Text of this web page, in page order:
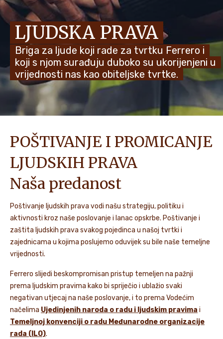
VIJESTI I PRIČE
LJUDSKA PRAVA
Briga za ljude koji rade za tvrtku Ferrero i
koji s njom surađuju duboko su ukorijenjeni u
vrijednosti nas kao obiteljske tvrtke.
POŠTIVANJE I PROMICANJE
LJUDSKIH PRAVA
Naša predanost
Poštivanje ljudskih prava vodi našu strategiju, politiku i
aktivnosti kroz naše poslovanje i lanac opskrbe. Poštivanje i
zaštita ljudskih prava svakog pojedinca u našoj tvrtki i
zajednicama u kojima poslujemo oduvijek su bile naše temeljne
vrijednosti.
Ferrero slijedi beskompromisan pristup temeljen na pažnji
prema ljudskim pravima kako bi spriječio i ublažio svaki
negativan utjecaj na naše poslovanje, i to prema Vodećim
načelima Ujedinjenih naroda o radu i ljudskim pravima i
Temeljnoj konvenciji o radu Međunarodne organizacije
rada (ILO).